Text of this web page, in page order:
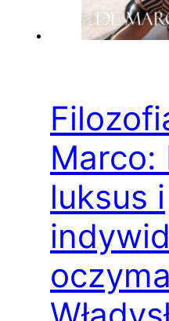
Marco:
luksus i
oczyma